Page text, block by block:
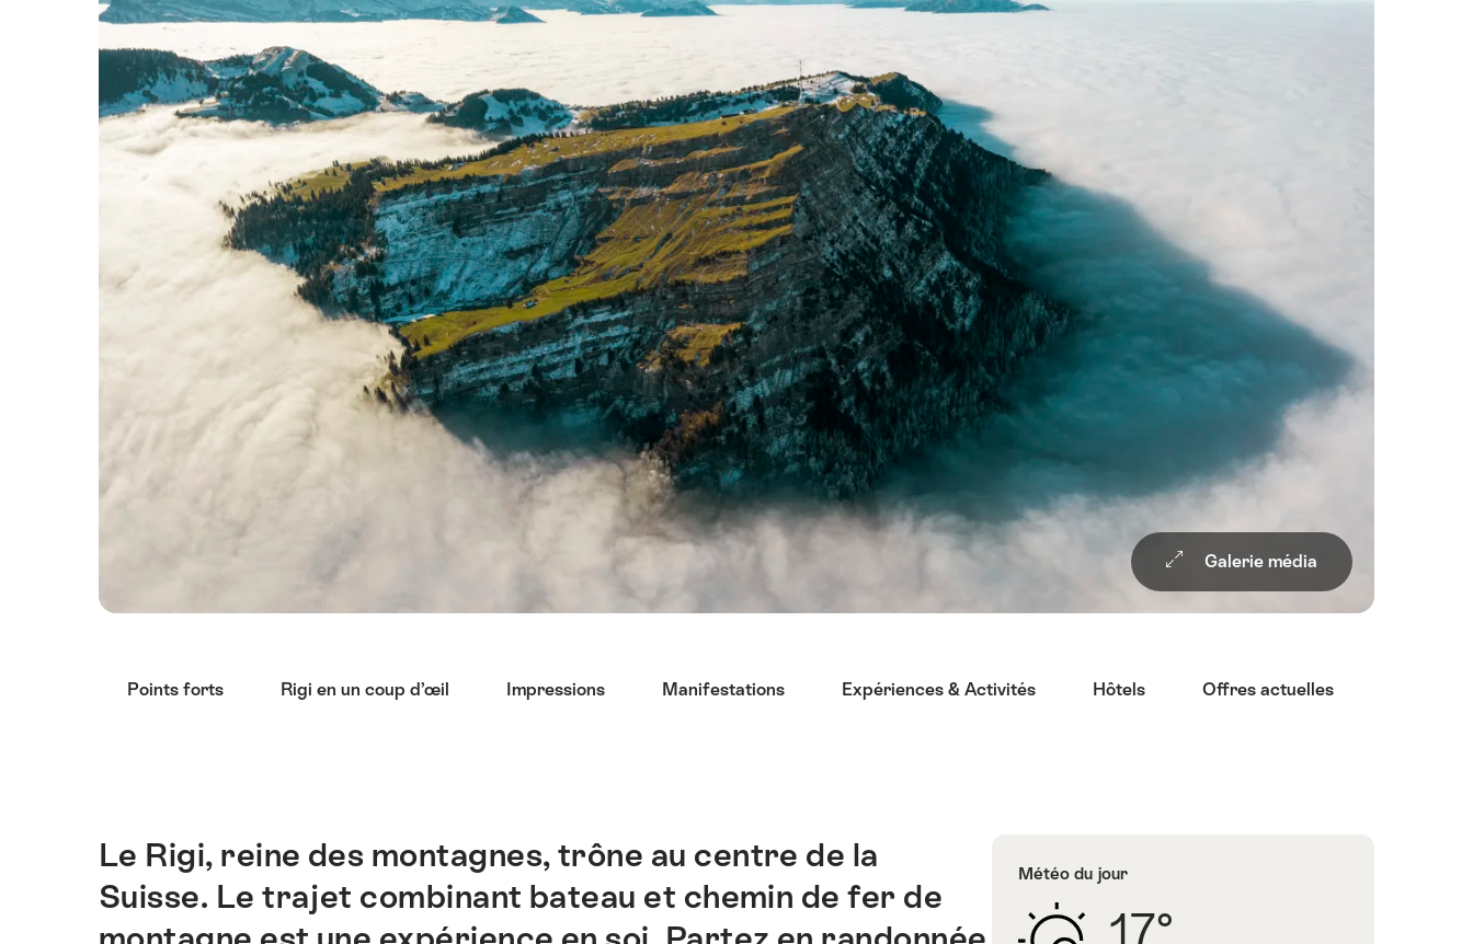
Galerie média
des
points
forts
sur
Points forts Rigi en un coup d’œil Impressions Manifestations Expériences & Activités Hôtels Offres actuelles
Introduction
Le Rigi, reine des montagnes, trône au centre de la
Suisse. Le trajet combinant bateau et chemin de fer de
Météo du jour
17°